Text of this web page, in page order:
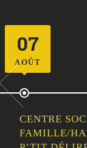
11
AOÛT
CENTRE
FAMILLE /
DU 11/08/